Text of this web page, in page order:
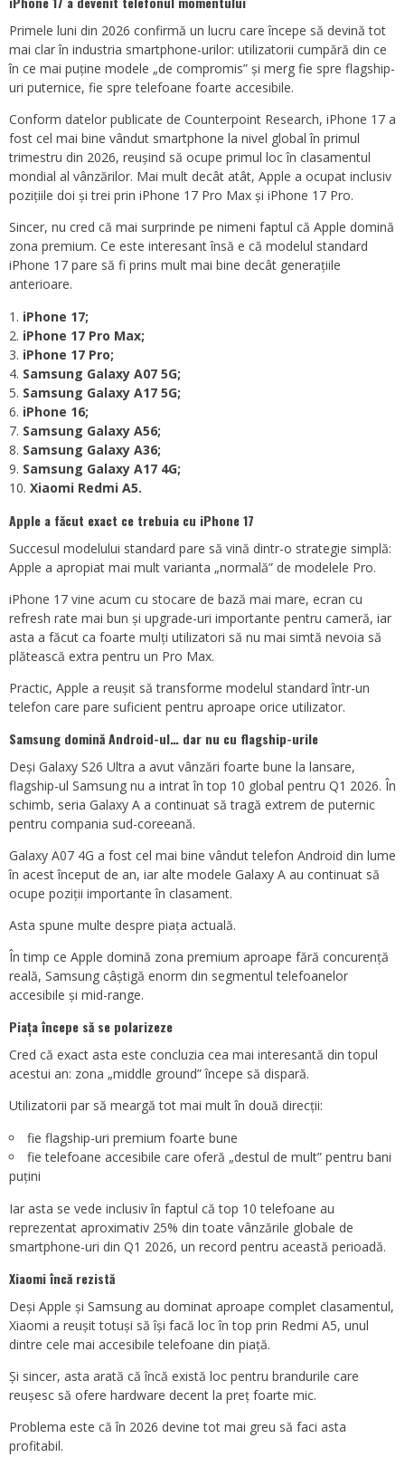
Primele luni din 2026 confirmă un lucru care începe să devină tot
mai clar în industria smartphone-urilor: utilizatorii cumpără din ce
în ce mai puține modele „de compromis” și merg fie spre flagship-
uri puternice, fie spre telefoane foarte accesibile.
Conform datelor publicate de Counterpoint Research, iPhone 17 a
fost cel mai bine vândut smartphone la nivel global în primul
trimestru din 2026, reușind să ocupe primul loc în clasamentul
mondial al vânzărilor. Mai mult decât atât, Apple a ocupat inclusiv
pozițiile doi și trei prin iPhone 17 Pro Max și iPhone 17 Pro.
Sincer, nu cred că mai surprinde pe nimeni faptul că Apple domină
zona premium. Ce este interesant însă e că modelul standard
iPhone 17 pare să fi prins mult mai bine decât generațiile
anterioare.
iPhone 17;
iPhone 17 Pro Max;
iPhone 17 Pro;
Samsung Galaxy A07 5G;
Samsung Galaxy A17 5G;
iPhone 16;
Samsung Galaxy A56;
Samsung Galaxy A36;
Samsung Galaxy A17 4G;
Xiaomi Redmi A5.
Apple a făcut exact ce trebuia cu iPhone 17
Succesul modelului standard pare să vină dintr-o strategie simplă:
Apple a apropiat mai mult varianta „normală” de modelele Pro.
iPhone 17 vine acum cu stocare de bază mai mare, ecran cu
refresh rate mai bun și upgrade-uri importante pentru cameră, iar
asta a făcut ca foarte mulți utilizatori să nu mai simtă nevoia să
plătească extra pentru un Pro Max.
Practic, Apple a reușit să transforme modelul standard într-un
telefon care pare suficient pentru aproape orice utilizator.
Samsung domină Android-ul… dar nu cu flagship-urile
Deși Galaxy S26 Ultra a avut vânzări foarte bune la lansare,
flagship-ul Samsung nu a intrat în top 10 global pentru Q1 2026. În
schimb, seria Galaxy A a continuat să tragă extrem de puternic
pentru compania sud-coreeană.
Galaxy A07 4G a fost cel mai bine vândut telefon Android din lume
în acest început de an, iar alte modele Galaxy A au continuat să
ocupe poziții importante în clasament.
Asta spune multe despre piața actuală.
În timp ce Apple domină zona premium aproape fără concurență
reală, Samsung câștigă enorm din segmentul telefoanelor
accesibile și mid-range.
Piața începe să se polarizeze
Cred că exact asta este concluzia cea mai interesantă din topul
acestui an: zona „middle ground” începe să dispară.
Utilizatorii par să meargă tot mai mult în două direcții:
fie flagship-uri premium foarte bune
fie telefoane accesibile care oferă „destul de mult” pentru bani
puțini
Iar asta se vede inclusiv în faptul că top 10 telefoane au
reprezentat aproximativ 25% din toate vânzările globale de
smartphone-uri din Q1 2026, un record pentru această perioadă.
Xiaomi încă rezistă
Deși Apple și Samsung au dominat aproape complet clasamentul,
Xiaomi a reușit totuși să își facă loc în top prin Redmi A5, unul
dintre cele mai accesibile telefoane din piață.
Și sincer, asta arată că încă există loc pentru brandurile care
reușesc să ofere hardware decent la preț foarte mic.
Problema este că în 2026 devine tot mai greu să faci asta
profitabil.